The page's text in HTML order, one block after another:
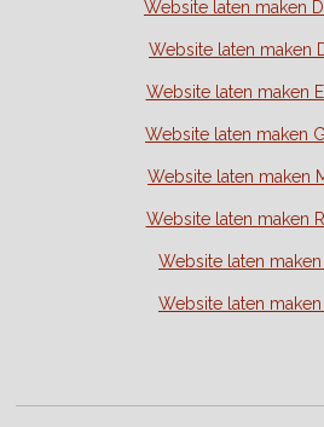
Website laten maken
Website laten maken
Website laten maken
Website laten maken
Website laten maken
Website laten maken
Website laten
Website laten